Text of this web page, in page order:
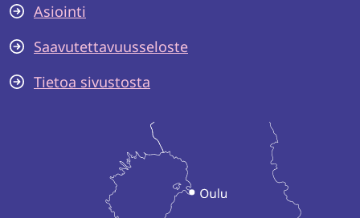
Asiointi
Saavutettavuusseloste
Tietoa sivustosta